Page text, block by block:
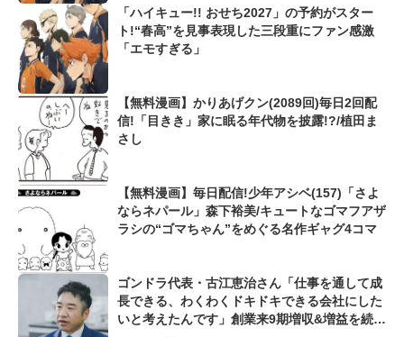
「ハイキュー!! おせち2027」の予約がスター
ト!“春高”を見事表現した三段重にファン感激
「エモすぎる」
【無料漫画】かりあげクン(2089回)毎日2回配
信!「目きき」家に眠る年代物を披露!?/植田ま
さし
【無料漫画】毎日配信!少年アシベ(157)「さよ
ならネパール」森下裕美/キュートなゴマフアザ
ラシの“ゴマちゃん”をめぐる名作ギャグ4コマ
ゴンドラ代表・古江恵治さん「仕事を通して成
長できる、わくわくドキドキできる会社にした
いと考えたんです」創業来9期増収&増益を続け